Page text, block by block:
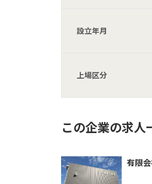
設立年月
上場区分
この企業の求人
有限